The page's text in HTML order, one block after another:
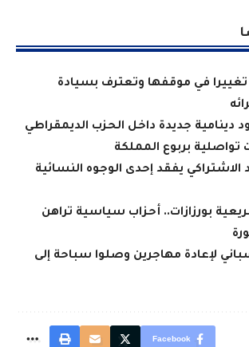
تغييرا في موقفها وتعترف بسيادة
دينامية جديدة داخل الحزب الديمقراطي
تواصلية بربوع المملكة
الاشتراكي يفقد إحدى الوجوه النسائية
بورزازات.. أحزاب سياسية تراهن
لإعادة مهاجرين وصلوا سباحة إلى
Facebook